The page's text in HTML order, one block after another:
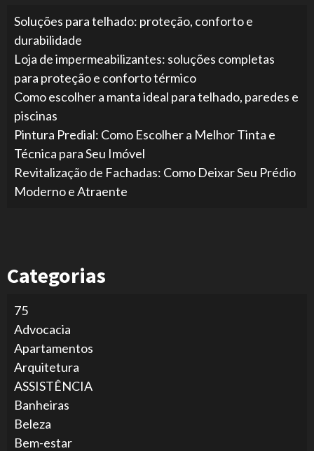
Soluções para telhado: proteção, conforto e
durabilidade
Loja de impermeabilizantes: soluções completas
para proteção e conforto térmico
Como escolher a manta ideal para telhado, paredes e
piscinas
Pintura Predial: Como Escolher a Melhor Tinta e
Técnica para Seu Imóvel
Revitalização de Fachadas: Como Deixar Seu Prédio
Moderno e Atraente
Categorias
75
Advocacia
Apartamentos
Arquitetura
ASSISTÊNCIA
Banheiras
Beleza
Bem-estar